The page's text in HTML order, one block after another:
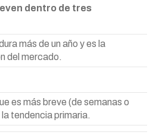
dentro de tres
más de un año y es la
del mercado.
es más breve (de semanas o
tendencia primaria.